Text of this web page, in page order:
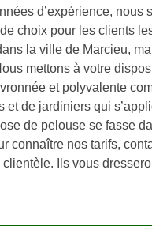
d’expérience, nous
choix pour les clients
la ville de Marcieu,
mettons à votre
et polyvalente
et de jardiniers qui
de pelouse se fasse
connaître nos tarifs,
Ils vous